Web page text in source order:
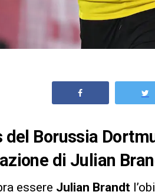
del Borussia
di Julian
essere Julian Brandt